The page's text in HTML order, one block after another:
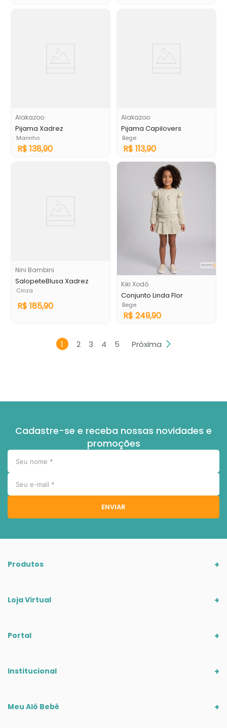
Alakazoo
Pijama Xadrez
Marinho
R$ 138,90
Alakazoo
Pijama Capilovers
Bege
R$ 113,90
Nini Bambini
SalopeteBlusa Xadrez
Cinza
R$ 185,90
Kiki Xodó
Conjunto Linda Flor
Bege
R$ 249,90
1 2 3 4 5 Próxima
Cadastre-se e receba nossas novidades e
promoções
ENVIAR
Produtos
Loja Virtual
Portal
Institucional
Meu Alô Bebê